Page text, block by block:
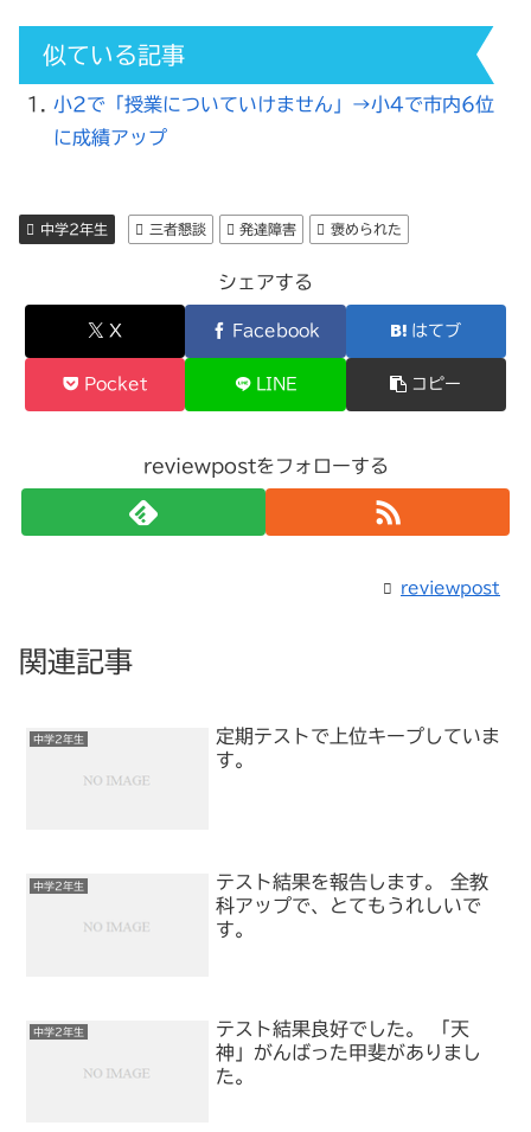
似ている記事
小2で「授業についていけません」→小4で市内6位
に成績アップ
中学2年生 三者懇談 発達障害 褒められた
シェアする
X Facebook はてブ
Pocket LINE コピー
reviewpostをフォローする
reviewpost
関連記事
中学2年生
定期テストで上位キープしていま
す。
中学2年生
テスト結果を報告します。 全教
科アップで、とてもうれしいで
す。
中学2年生
テスト結果良好でした。 「天
神」がんばった甲斐がありまし
た。